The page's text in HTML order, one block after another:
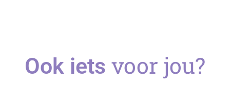
Ook iets voor jou?